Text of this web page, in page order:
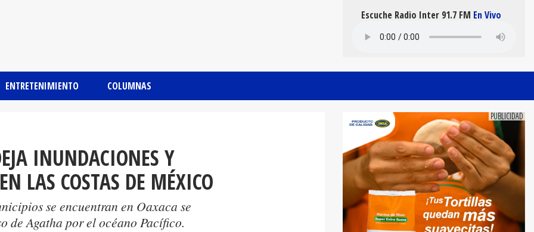
ENTRETENIMIENTO COLUMNAS
Escuche Radio Inter 91.7 FM En Vivo
INUNDACIONES Y
LAS COSTAS DE MÉXICO
se encuentran en Oaxaca se
de Agatha por el océano Pacífico.